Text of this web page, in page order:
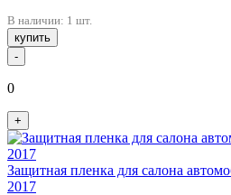
В наличии: 1 шт.
купить
-
0
+
Защитная пленка для салона
2017